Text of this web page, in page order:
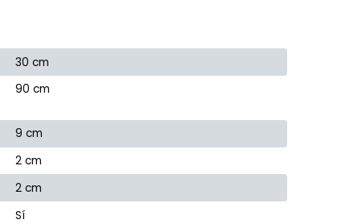
30 cm
90 cm
9 cm
2 cm
2 cm
Sí